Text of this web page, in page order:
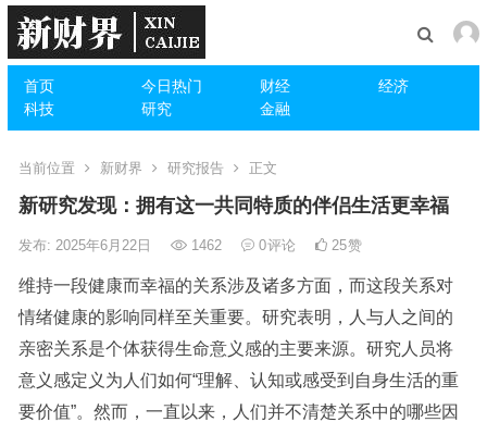
首页 今日热门 财经
经济
科技
研究 金融
当前位置 新财界 研究报告 正文
新研究发现：拥有这一共同特质的伴侣生活更幸福
发布: 2025年6月22日 1462 0评论 25赞
维持一段健康而幸福的关系涉及诸多方面，而这段关系对
情绪健康的影响同样至关重要。研究表明，人与人之间的
亲密关系是个体获得生命意义感的主要来源。研究人员将
意义感定义为人们如何“理解、认知或感受到自身生活的重
要价值”。然而，一直以来，人们并不清楚关系中的哪些因